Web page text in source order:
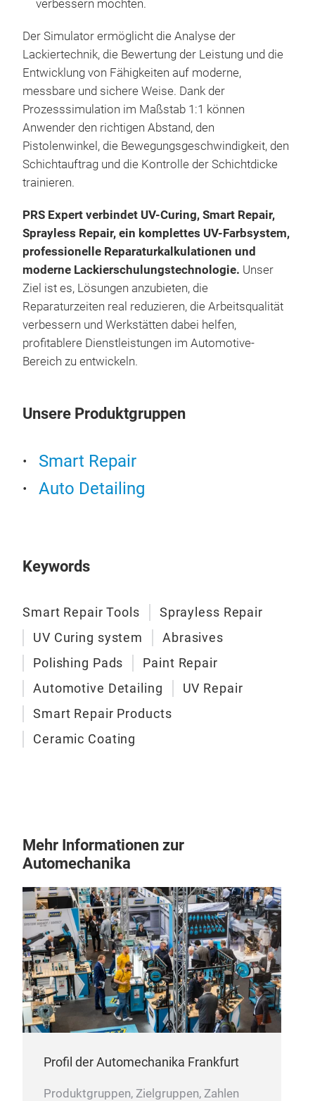
verbessern möchten.
Der Simulator ermöglicht die Analyse der
Lackiertechnik, die Bewertung der Leistung und die
Entwicklung von Fähigkeiten auf moderne,
messbare und sichere Weise. Dank der
Prozesssimulation im Maßstab 1:1 können
Anwender den richtigen Abstand, den
Pistolenwinkel, die Bewegungsgeschwindigkeit, den
Schichtauftrag und die Kontrolle der Schichtdicke
trainieren.
PRS Expert verbindet UV-Curing, Smart Repair,
Sprayless Repair, ein komplettes UV-Farbsystem,
professionelle Reparaturkalkulationen und
moderne Lackierschulungstechnologie. Unser
Ziel ist es, Lösungen anzubieten, die
Reparaturzeiten real reduzieren, die Arbeitsqualität
verbessern und Werkstätten dabei helfen,
profitablere Dienstleistungen im Automotive-
Bereich zu entwickeln.
Unsere Produktgruppen
Smart Repair
Auto Detailing
Keywords
Smart Repair Tools
Sprayless Repair
UV Curing system
Abrasives
Polishing Pads
Paint Repair
Automotive Detailing
UV Repair
Smart Repair Products
Ceramic Coating
Mehr Informationen zur
Automechanika
Profil der Automechanika Frankfurt
Produktgruppen, Zielgruppen, Zahlen